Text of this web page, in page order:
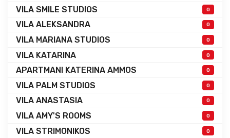
VILA SMILE STUDIOS 0
VILA ALEKSANDRA 0
VILA MARIANA STUDIOS 0
VILA KATARINA 0
APARTMANI KATERINA AMMOS 0
VILA PALM STUDIOS 0
VILA ANASTASIA 0
VILA AMY'S ROOMS 0
VILA STRIMONIKOS 0